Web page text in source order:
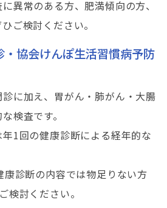
異常のある方、肥満傾向の方、
ご検討ください。
協会けんぽ生活習慣病予防
に加え、胃がん・肺がん・大腸
検査です。
1回の健康診断による経年的な
診断の内容では物足りない方
検討ください。